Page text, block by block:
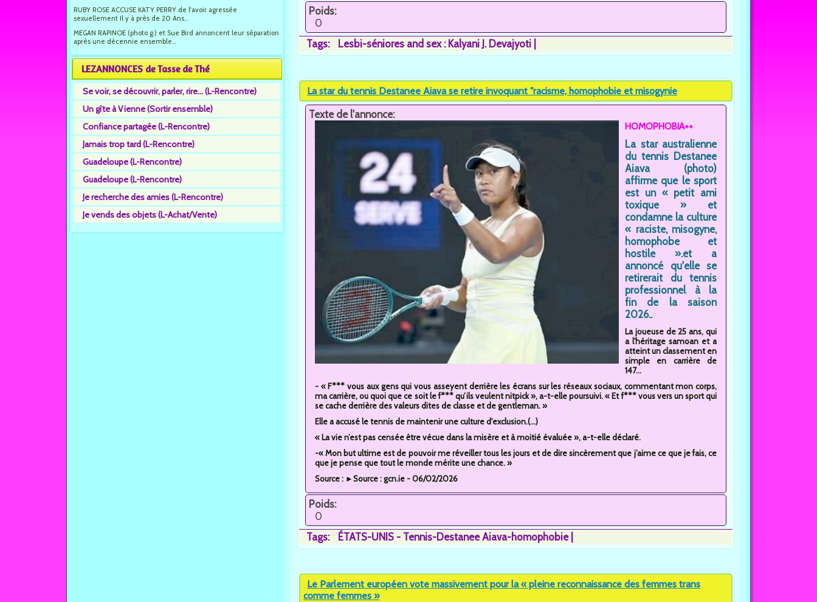
RUBY ROSE ACCUSE KATY PERRY de l'avoir agressée
sexuellement Il y à près de 20 Ans...
MEGAN RAPINOE (photo g.) et Sue Bird annoncent leur séparation
après une décennie ensemble...
LEZANNONCES de Tasse de Thé
Se voir, se découvrir, parler, rire... (L-Rencontre)
Un gîte à Vienne (Sortir ensemble)
Confiance partagée (L-Rencontre)
Jamais trop tard (L-Rencontre)
Guadeloupe (L-Rencontre)
Guadeloupe (L-Rencontre)
Je recherche des amies (L-Rencontre)
Je vends des objets (L-Achat/Vente)
Poids:
0
Tags:
Lesbi-séniores and sex : Kalyani J. Devajyoti
La star du tennis Destanee Aiava se retire invoquant "racisme, homophobie et misogynie
Texte de l'annonce:
HOMOPHOBIA++
La star australienne
du tennis Destanee
Aiava (photo)
affirme que le sport
est un « petit ami
toxique » et
condamne la culture
« raciste, misogyne,
homophobe et
hostile ».et a
annoncé qu'elle se
retirerait du tennis
professionnel à la
fin de la saison
2026..
La joueuse de 25 ans, qui
a l'héritage samoan et a
atteint un classement en
simple en carrière de
147...
- « F*** vous aux gens qui vous asseyent derrière les écrans sur les réseaux sociaux, commentant mon corps,
ma carrière, ou quoi que ce soit le f*** qu’ils veulent nitpick », a-t-elle poursuivi. « Et f*** vous vers un sport qui
se cache derrière des valeurs dites de classe et de gentleman. »
Elle a accusé le tennis de maintenir une culture d'exclusion.(...)
« La vie n’est pas censée être vécue dans la misère et à moitié évaluée », a-t-elle déclaré.
-« Mon but ultime est de pouvoir me réveiller tous les jours et de dire sincèrement que j’aime ce que je fais, ce
que je pense que tout le monde mérite une chance. »
Source : ►Source : gcn.ie - 06/02/2026
Poids:
0
Tags:
ÉTATS-UNIS - Tennis-Destanee Aiava-homophobie
Le Parlement européen vote massivement pour la « pleine reconnaissance des femmes trans
comme femmes »